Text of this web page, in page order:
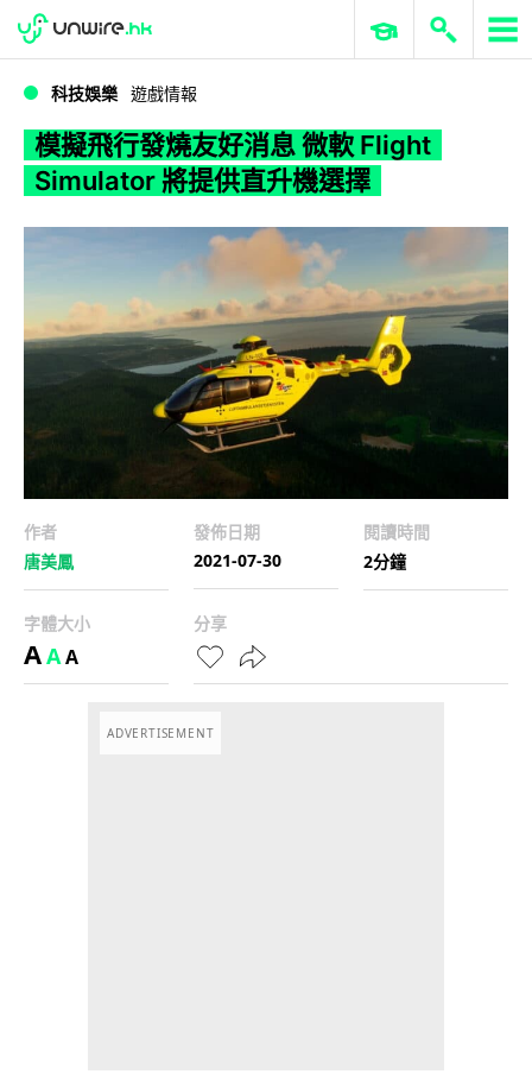
WWDC 2026 ERP 與商業 AI
科技娛樂 遊戲情報
模擬飛行發燒友好消息 微軟 Flight
Simulator 將提供直升機選擇
作者
唐美鳳
發佈日期
2021-07-30
閱讀時間
2分鐘
字體大小
AAA
分享
ADVERTISEMENT